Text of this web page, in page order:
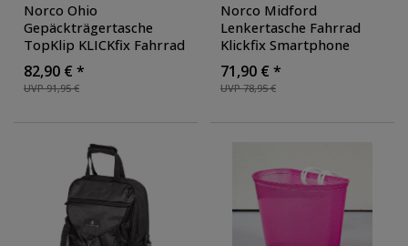
Norco Ohio
Gepäckträgertasche
TopKlip KLICKfix Fahrrad
Tasche hinten für E Bike
Regenschutz abnehmbar
7,5 Liter Volumen
UVP 91,95 €
82,90 € *
Norco Midford
Lenkertasche Fahrrad
Klickfix Smartphone
Tasche vorne für E Bike
Regenschutz abnehmbar
5 Liter
UVP 78,95 €
71,90 € *